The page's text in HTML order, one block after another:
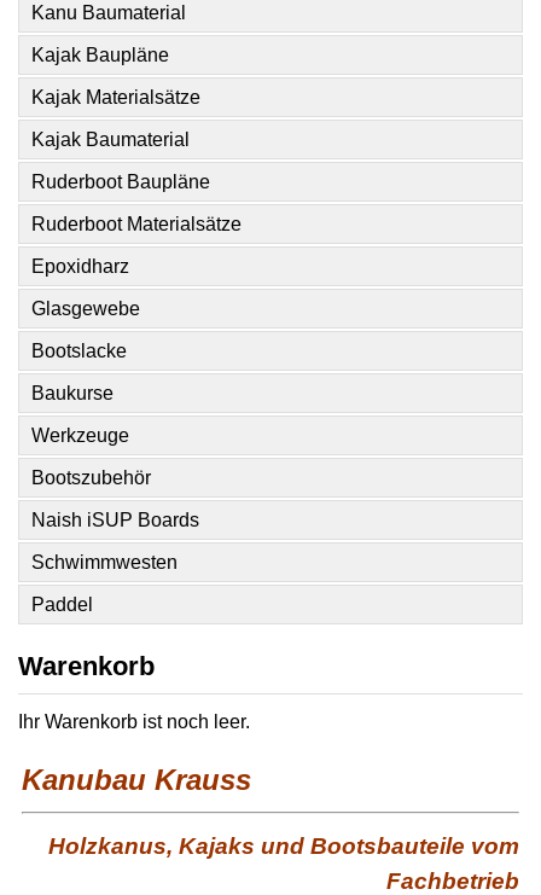
Kanu Baumaterial
Kajak Baupläne
Kajak Materialsätze
Kajak Baumaterial
Ruderboot Baupläne
Ruderboot Materialsätze
Epoxidharz
Glasgewebe
Bootslacke
Baukurse
Werkzeuge
Bootszubehör
Naish iSUP Boards
Schwimmwesten
Paddel
Warenkorb
Ihr Warenkorb ist noch leer.
Kanubau Krauss
Holzkanus, Kajaks und Bootsbauteile vom
Fachbetrieb